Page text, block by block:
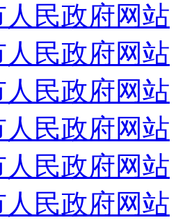
民政府网站
民政府网站
民政府网站
民政府网站
民政府网站
民政府网站